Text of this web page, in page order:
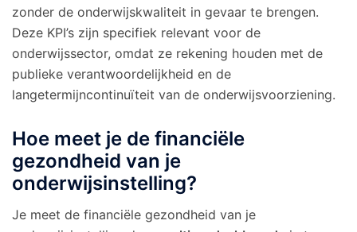
zonder de onderwijskwaliteit in gevaar te brengen.
Deze KPI’s zijn specifiek relevant voor de
onderwijssector, omdat ze rekening houden met de
publieke verantwoordelijkheid en de
langetermijncontinuïteit van de onderwijsvoorziening.
Hoe meet je de financiële
gezondheid van je
onderwijsinstelling?
Je meet de financiële gezondheid van je